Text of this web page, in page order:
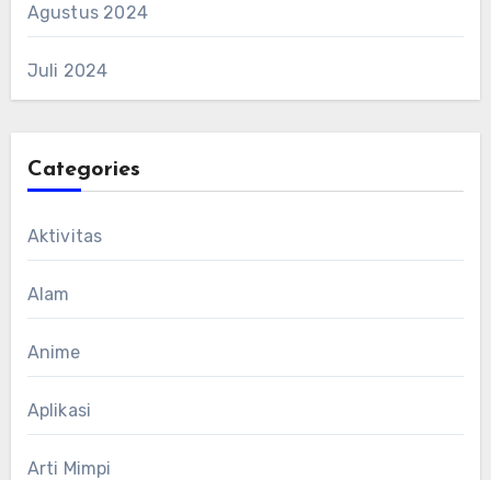
Agustus 2024
Juli 2024
Categories
Aktivitas
Alam
Anime
Aplikasi
Arti Mimpi